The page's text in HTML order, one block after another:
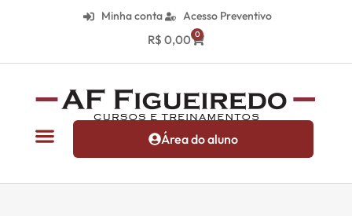
Minha conta Acesso Preventivo
R$ 0,00 0
Área do aluno